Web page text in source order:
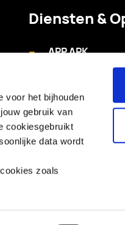
voor het bijhouden
gebruik van
cookiesgebruikt
data wordt
zoals
Diensten &
-- APP APK
-- Discovery
-- How to: Budget